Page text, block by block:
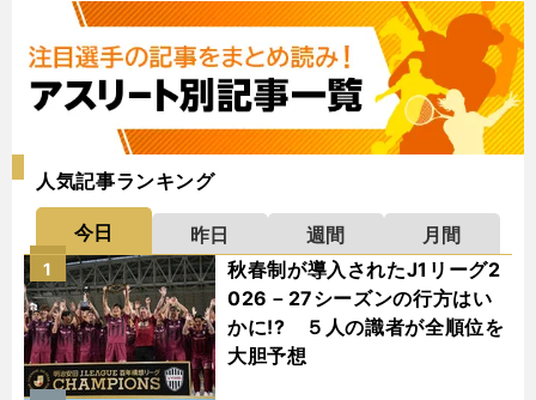
人気記事ランキング
今日 昨日 週間
月間
秋春制が導入されたJ1リーグ2
026－27シーズンの行方はい
かに!? ５人の識者が全順位を
大胆予想
1